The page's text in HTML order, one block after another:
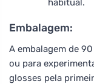
Embalagem:
A embalagem de
ou para
glosses pela